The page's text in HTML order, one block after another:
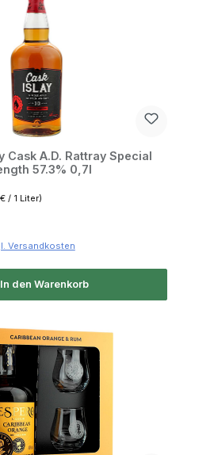
Cask A.D. Rattray Special
57.3% 0,7l
/ 1 Liter)
Versandkosten
In den Warenkorb